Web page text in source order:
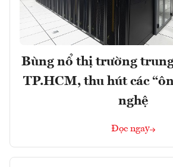
Bùng nổ thị trường
TP.HCM, thu hút các
nghệ
Đọc ngay